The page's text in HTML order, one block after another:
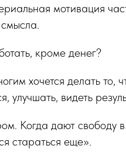
мотивация
кроме денег?
хочется делать то,
улучшать, видеть
Когда дают свободу
стараться еще».